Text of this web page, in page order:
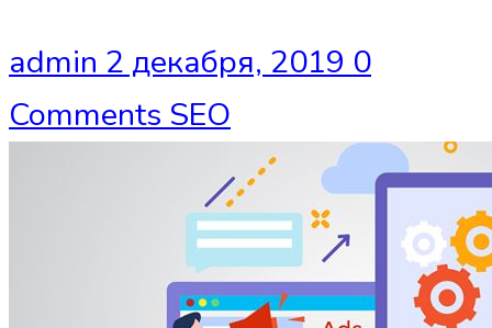
admin 2 декабря, 2019 0
Comments SEO